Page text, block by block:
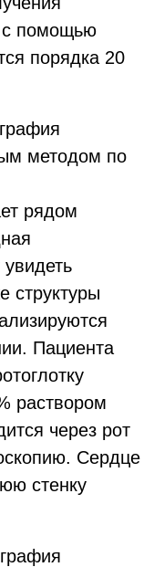
с помощью
порядка 20
методом по
рядом
структуры
Пациента
раствором
через рот
Сердце
стенку